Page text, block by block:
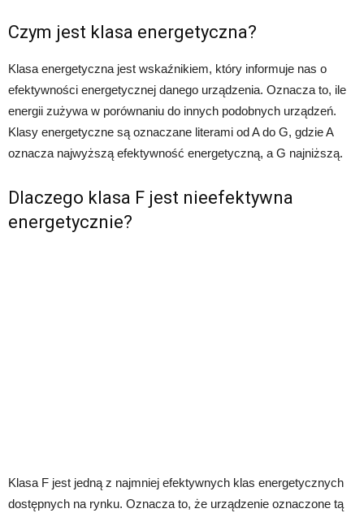
Czym jest klasa energetyczna?
Klasa energetyczna jest wskaźnikiem, który informuje nas o
efektywności energetycznej danego urządzenia. Oznacza to, ile
energii zużywa w porównaniu do innych podobnych urządzeń.
Klasy energetyczne są oznaczane literami od A do G, gdzie A
oznacza najwyższą efektywność energetyczną, a G najniższą.
Dlaczego klasa F jest nieefektywna
energetycznie?
Klasa F jest jedną z najmniej efektywnych klas energetycznych
dostępnych na rynku. Oznacza to, że urządzenie oznaczone tą